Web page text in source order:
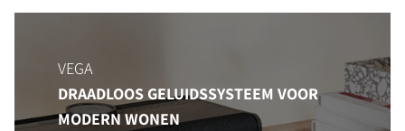
VEGA
DRAADLOOS GELUIDSSYSTEEM VOOR
MODERN WONEN